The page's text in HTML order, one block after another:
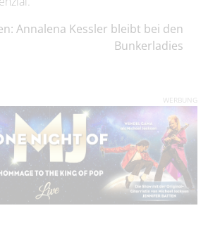
Annalena Kessler bleibt bei den
Bunkerladies
WERBUNG